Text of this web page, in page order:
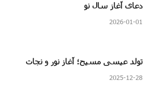
دعای آغاز سال نو
2026-01-01
تولد عیسی مسیح؛ آغاز نور و نجات
2025-12-28